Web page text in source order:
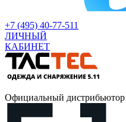
+7 (495) 40-77-511
ЛИЧНЫЙ
КАБИНЕТ
Официальный дистрибьютор